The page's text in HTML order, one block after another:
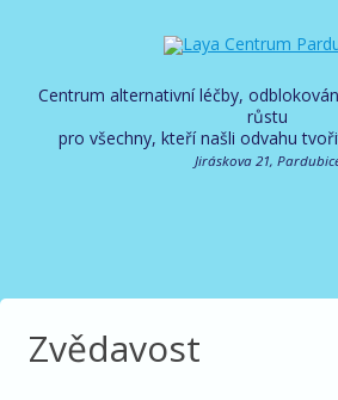
Centrum alternativní léčby,
růstu
pro všechny, kteří našli odvahu
Jiráskova 21,
Zvědavost